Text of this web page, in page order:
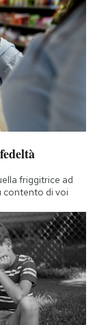
friggitrice ad
contento di voi